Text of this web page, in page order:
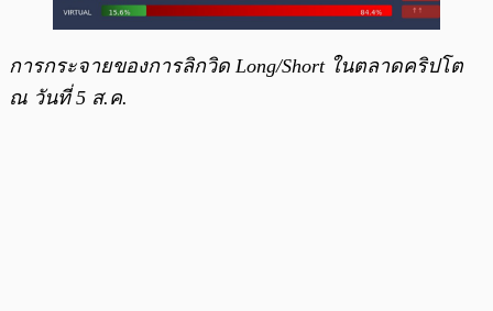
การกระจายของการลิกวิด Long/Short ในตลาดคริปโต
ณ วันที่ 5 ส.ค.